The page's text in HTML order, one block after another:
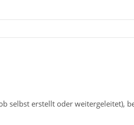
selbst erstellt oder weitergeleitet),